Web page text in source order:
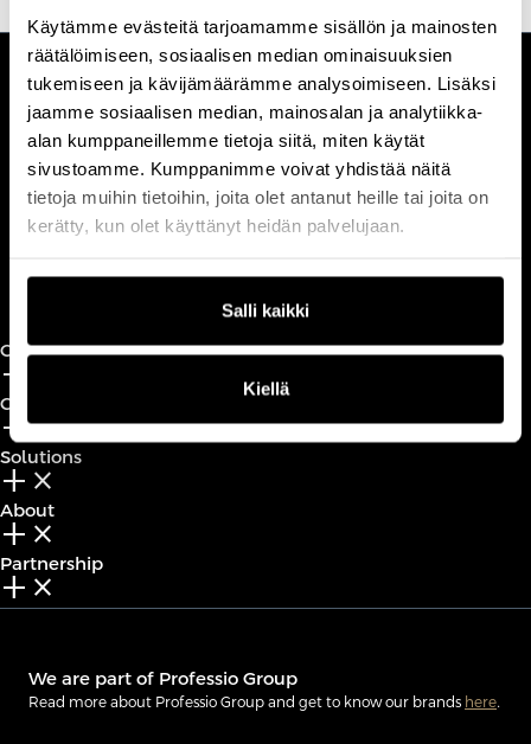
Käytämme evästeitä tarjoamamme sisällön ja mainosten
räätälöimiseen, sosiaalisen median ominaisuuksien
tukemiseen ja kävijämäärämme analysoimiseen. Lisäksi
jaamme sosiaalisen median, mainosalan ja analytiikka-
alan kumppaneillemme tietoja siitä, miten käytät
sivustoamme. Kumppanimme voivat yhdistää näitä
tietoja muihin tietoihin, joita olet antanut heille tai joita on
kerätty, kun olet käyttänyt heidän palvelujaan.
Salli kaikki
Kiellä
CUSTOMERCARE
Keilaranta 1 A, 02150 Espoo
customerservice@professio.fi
Book a call
CxO Circles
add_2
CxO Academy
add_2close
Solutions
add_2 close
About
add_2 close
Partnership
add_2 close
We are part of Professio Group
Read more about Professio Group and get to know our brands here.